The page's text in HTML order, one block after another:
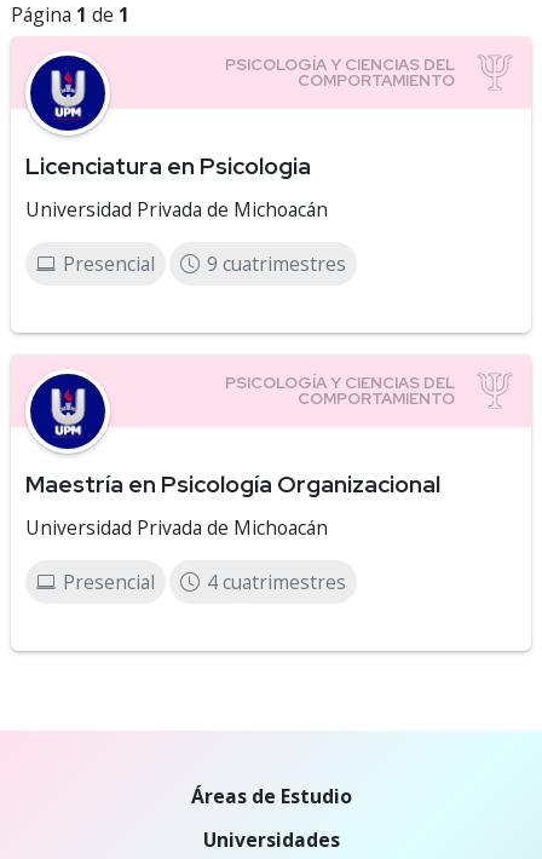
Página 1 de 1
Licenciatura en Psicologia
Universidad Privada de Michoacán
Presencial 9 cuatrimestres
Maestría en Psicología Organizacional
Universidad Privada de Michoacán
Presencial 4 cuatrimestres
Áreas de Estudio
Universidades